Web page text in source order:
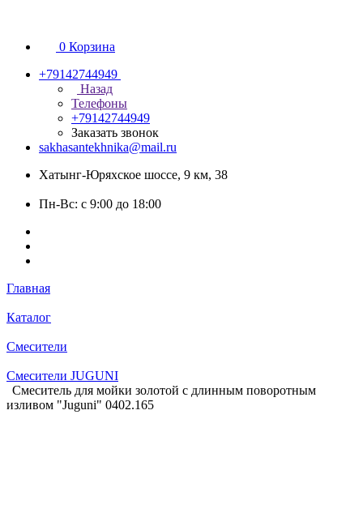
0 Корзина
+79142744949
Назад
Телефоны
+79142744949
Заказать звонок
sakhasantekhnika@mail.ru
Хатынг-Юряхское шоссе, 9 км, 38
Пн-Вс: с 9:00 до 18:00
Главная
Каталог
Смесители
Смесители JUGUNI
Смеситель для мойки золотой c длинным поворотным
изливом "Juguni" 0402.165